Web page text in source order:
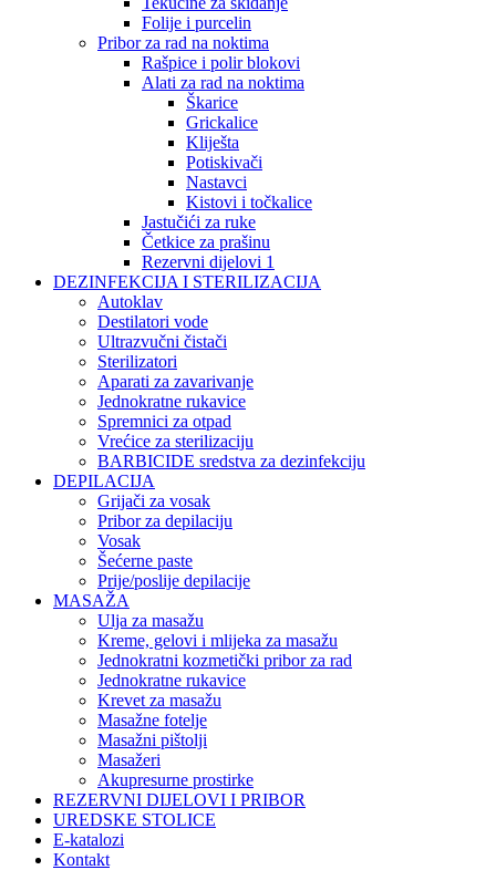
Folije i purcelin
Pribor za rad na noktima
Rašpice i polir blokovi
Alati za rad na noktima
Škarice
Grickalice
Kliješta
Potiskivači
Nastavci
Kistovi i točkalice
Jastučići za ruke
Četkice za prašinu
Rezervni dijelovi 1
DEZINFEKCIJA I STERILIZACIJA
Autoklav
Destilatori vode
Ultrazvučni čistači
Sterilizatori
Aparati za zavarivanje
Jednokratne rukavice
Spremnici za otpad
Vrećice za sterilizaciju
BARBICIDE sredstva za dezinfekciju
DEPILACIJA
Grijači za vosak
Pribor za depilaciju
Vosak
Šećerne paste
Prije/poslije depilacije
MASAŽA
Ulja za masažu
Kreme, gelovi i mlijeka za masažu
Jednokratni kozmetički pribor za rad
Jednokratne rukavice
Krevet za masažu
Masažne fotelje
Masažni pištolji
Masažeri
Akupresurne prostirke
REZERVNI DIJELOVI I PRIBOR
UREDSKE STOLICE
E-katalozi
Kontakt